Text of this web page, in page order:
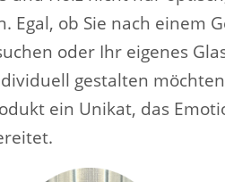
Egal, ob Sie nach einem
oder Ihr eigenes
gestalten
ein Unikat, das